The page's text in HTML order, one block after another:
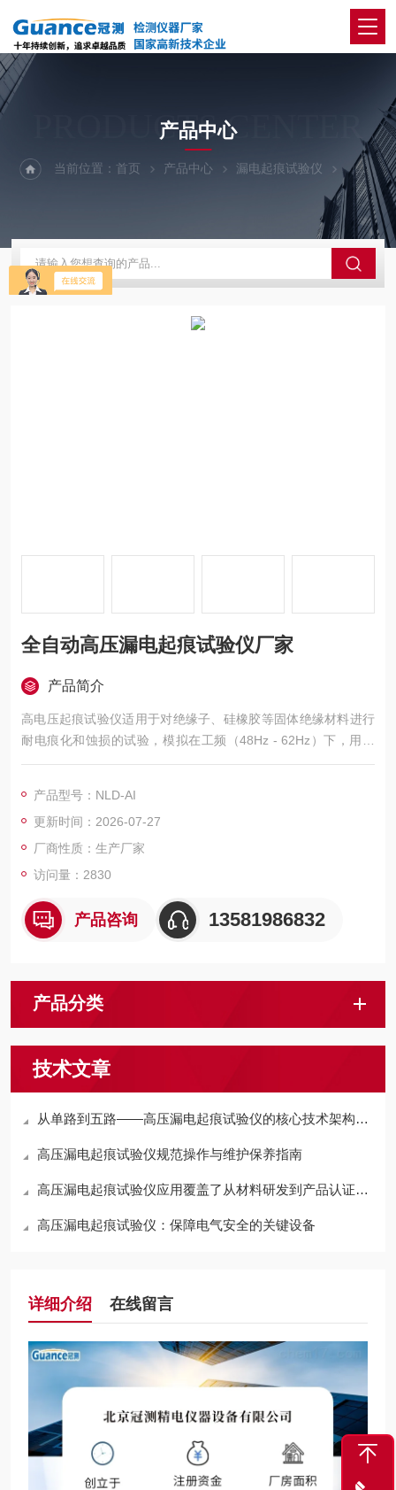
PRODUCTS CENTER
产品中心
当前位置：首页 产品中心 漏电起痕试验仪 高压漏
全自动高压漏电起痕试验仪厂家
产品简介
高电压起痕试验仪适用于对绝缘子、硅橡胶等固体绝缘材料进行
耐电痕化和蚀损的试验，模拟在工频（48Hz - 62Hz）下，用液
体污染物和斜面试样，通过耐电痕化和蚀损的测量评定在严酷环
全自动高压漏电起痕试验仪厂家
产品型号：NLD-AI
更新时间：2026-07-27
厂商性质：生产厂家
访问量：2830
产品咨询 13581986832
产品分类
技术文章
从单路到五路——高压漏电起痕试验仪的核心技术架构与工程化设计
高压漏电起痕试验仪规范操作与维护保养指南
高压漏电起痕试验仪应用覆盖了从材料研发到产品认证的多个环节
高压漏电起痕试验仪：保障电气安全的关键设备
详细介绍 在线留言